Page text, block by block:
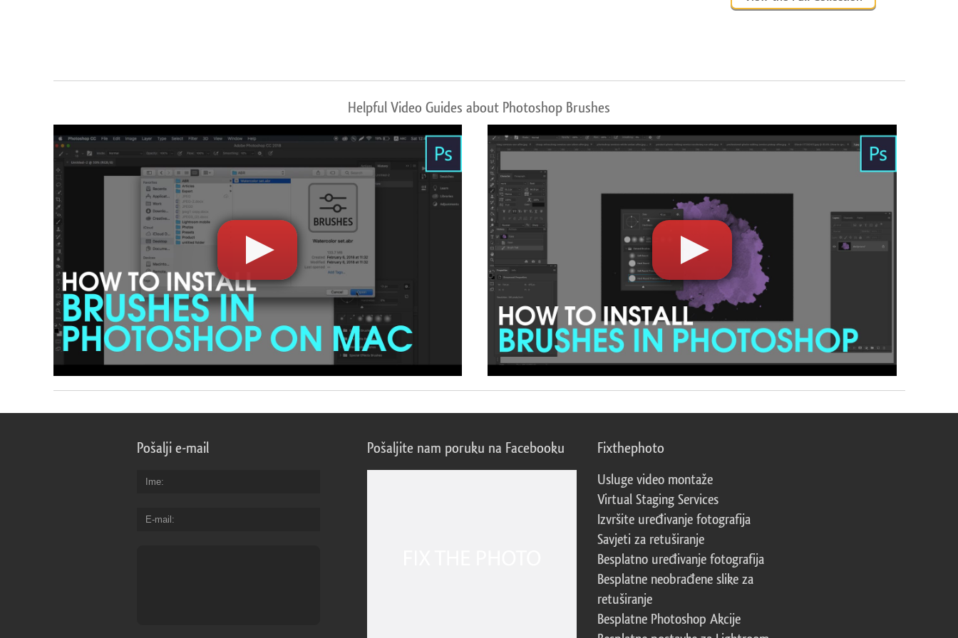
Helpful Video Guides about Photoshop Brushes
Pošalji e-mail
Ime
E-mail
Pošaljite nam poruku na Facebooku Fixthephoto
Usluge video montaže
Virtual Staging Services
Izvršite uređivanje fotografija
Savjeti za retuširanje
Besplatno uređivanje fotografija
Besplatne neobrađene slike za
retuširanje
Besplatne Photoshop Akcije